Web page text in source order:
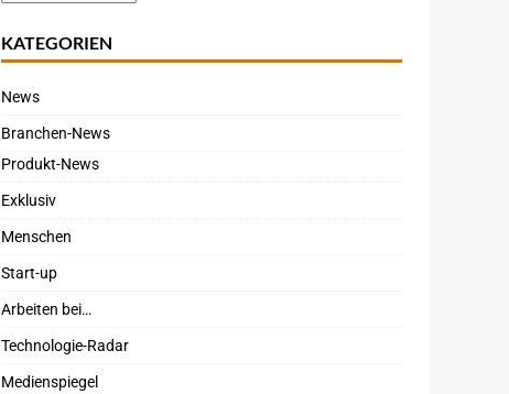
KATEGORIEN
News
Branchen-News
Produkt-News
Exklusiv
Menschen
Start-up
Arbeiten bei…
Technologie-Radar
Medienspiegel